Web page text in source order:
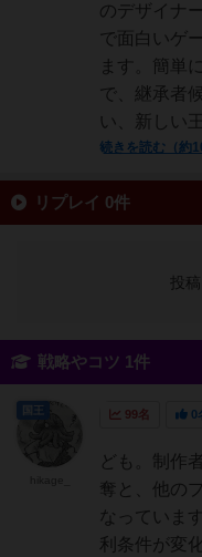
のデザイナ
で面白いゲ
ます。簡単
で、継承者
い、新しい
続きを読む（約
リプレイ 0件
投
戦略やコツ 1件
99名 0
ども。制作
奪と、他の
なっていま
利条件が変
国王